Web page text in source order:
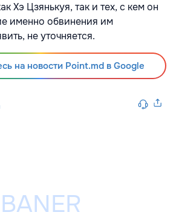
Хэ Цзянькуя, так и тех, с кем он
именно обвинения им
не уточняется.
на новости Point.md в Google